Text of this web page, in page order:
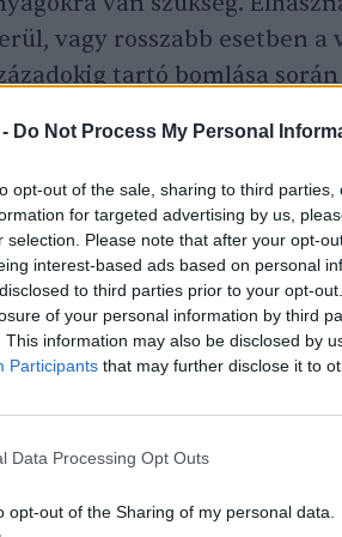
Do Not Process My Personal
opt-out of the sale, sharing to third
for targeted advertising by us,
selection. Please note that after your opt-
interest-based ads based on personal
to third parties prior to your opt-
of your personal information by third
This information may also be disclosed by
Participants that may further disclose it to
Data Processing Opt Outs
opt-out of the Sharing of my personal data.
vagy rosszabb esetben a
tartó bomlása során
az élőlényeket,
gyártók zöme kompozit
keverékéből készül a
újrahasznosítást
becslések szerint a